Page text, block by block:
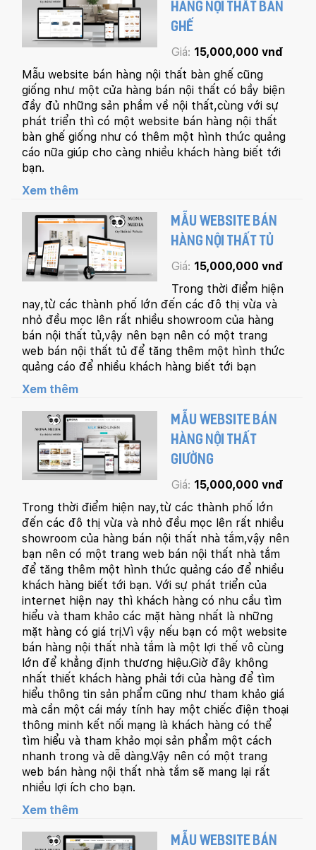
HÀNG NỘI THẤT BÀN
GHẾ
Giá: 15,000,000 vnđ
Mẫu website bán hàng nội thất bàn ghế cũng
giống như một cửa hàng bán nội thất có bầy biện
đầy đủ những sản phầm về nội thất,cùng với sự
phát triển thì có một website bán hàng nội thất
bàn ghế giống như có thêm một hình thức quảng
cáo nữa giúp cho càng nhiều khách hàng biết tới
bạn.
Xem thêm
MẪU WEBSITE BÁN
HÀNG NỘI THẤT TỦ
Giá: 15,000,000 vnđ
Trong thời điểm hiện
nay,từ các thành phố lớn đến các đô thị vừa và
nhỏ đều mọc lên rất nhiều showroom của hàng
bán nội thất tủ,vậy nên bạn nên có một trang
web bán nội thất tủ để tăng thêm một hình thức
quảng cáo để nhiều khách hàng biết tới bạn
Xem thêm
MẪU WEBSITE BÁN
HÀNG NỘI THẤT
GIƯỜNG
Giá: 15,000,000 vnđ
Trong thời điểm hiện nay,từ các thành phố lớn
đến các đô thị vừa và nhỏ đều mọc lên rất nhiều
showroom của hàng bán nội thất nhà tắm,vậy nên
bạn nên có một trang web bán nội thất nhà tắm
để tăng thêm một hình thức quảng cáo để nhiều
khách hàng biết tới bạn. Với sự phát triển của
internet hiện nay thì khách hàng có nhu cầu tìm
hiểu và tham khảo các mặt hàng nhất là những
mặt hàng có giá trị.Vì vậy nếu bạn có một website
bán hàng nội thất nhà tắm là một lợi thế vô cùng
lớn để khẳng định thương hiệu.Giờ đây không
nhất thiết khách hàng phải tới của hàng để tìm
hiểu thông tin sản phẩm cũng như tham khảo giá
mà cần một cái máy tính hay một chiếc điện thoại
thông minh kết nối mạng là khách hàng có thể
tìm hiểu và tham khảo mọi sản phẩm một cách
nhanh trong và dễ dàng.Vậy nên có một trang
web bán hàng nội thất nhà tắm sẽ mang lại rất
nhiều lợi ích cho bạn.
Xem thêm
MẪU WEBSITE BÁN